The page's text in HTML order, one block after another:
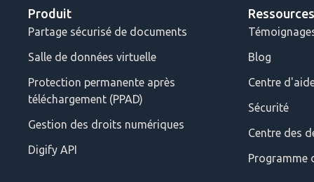
Produit
Partage sécurisé de documents
Salle de données virtuelle
Protection permanente après
téléchargement (PPAD)
Gestion des droits numériques
Digify API
Ressources
Blog
Centre
Sécurité
Centre des
Programme